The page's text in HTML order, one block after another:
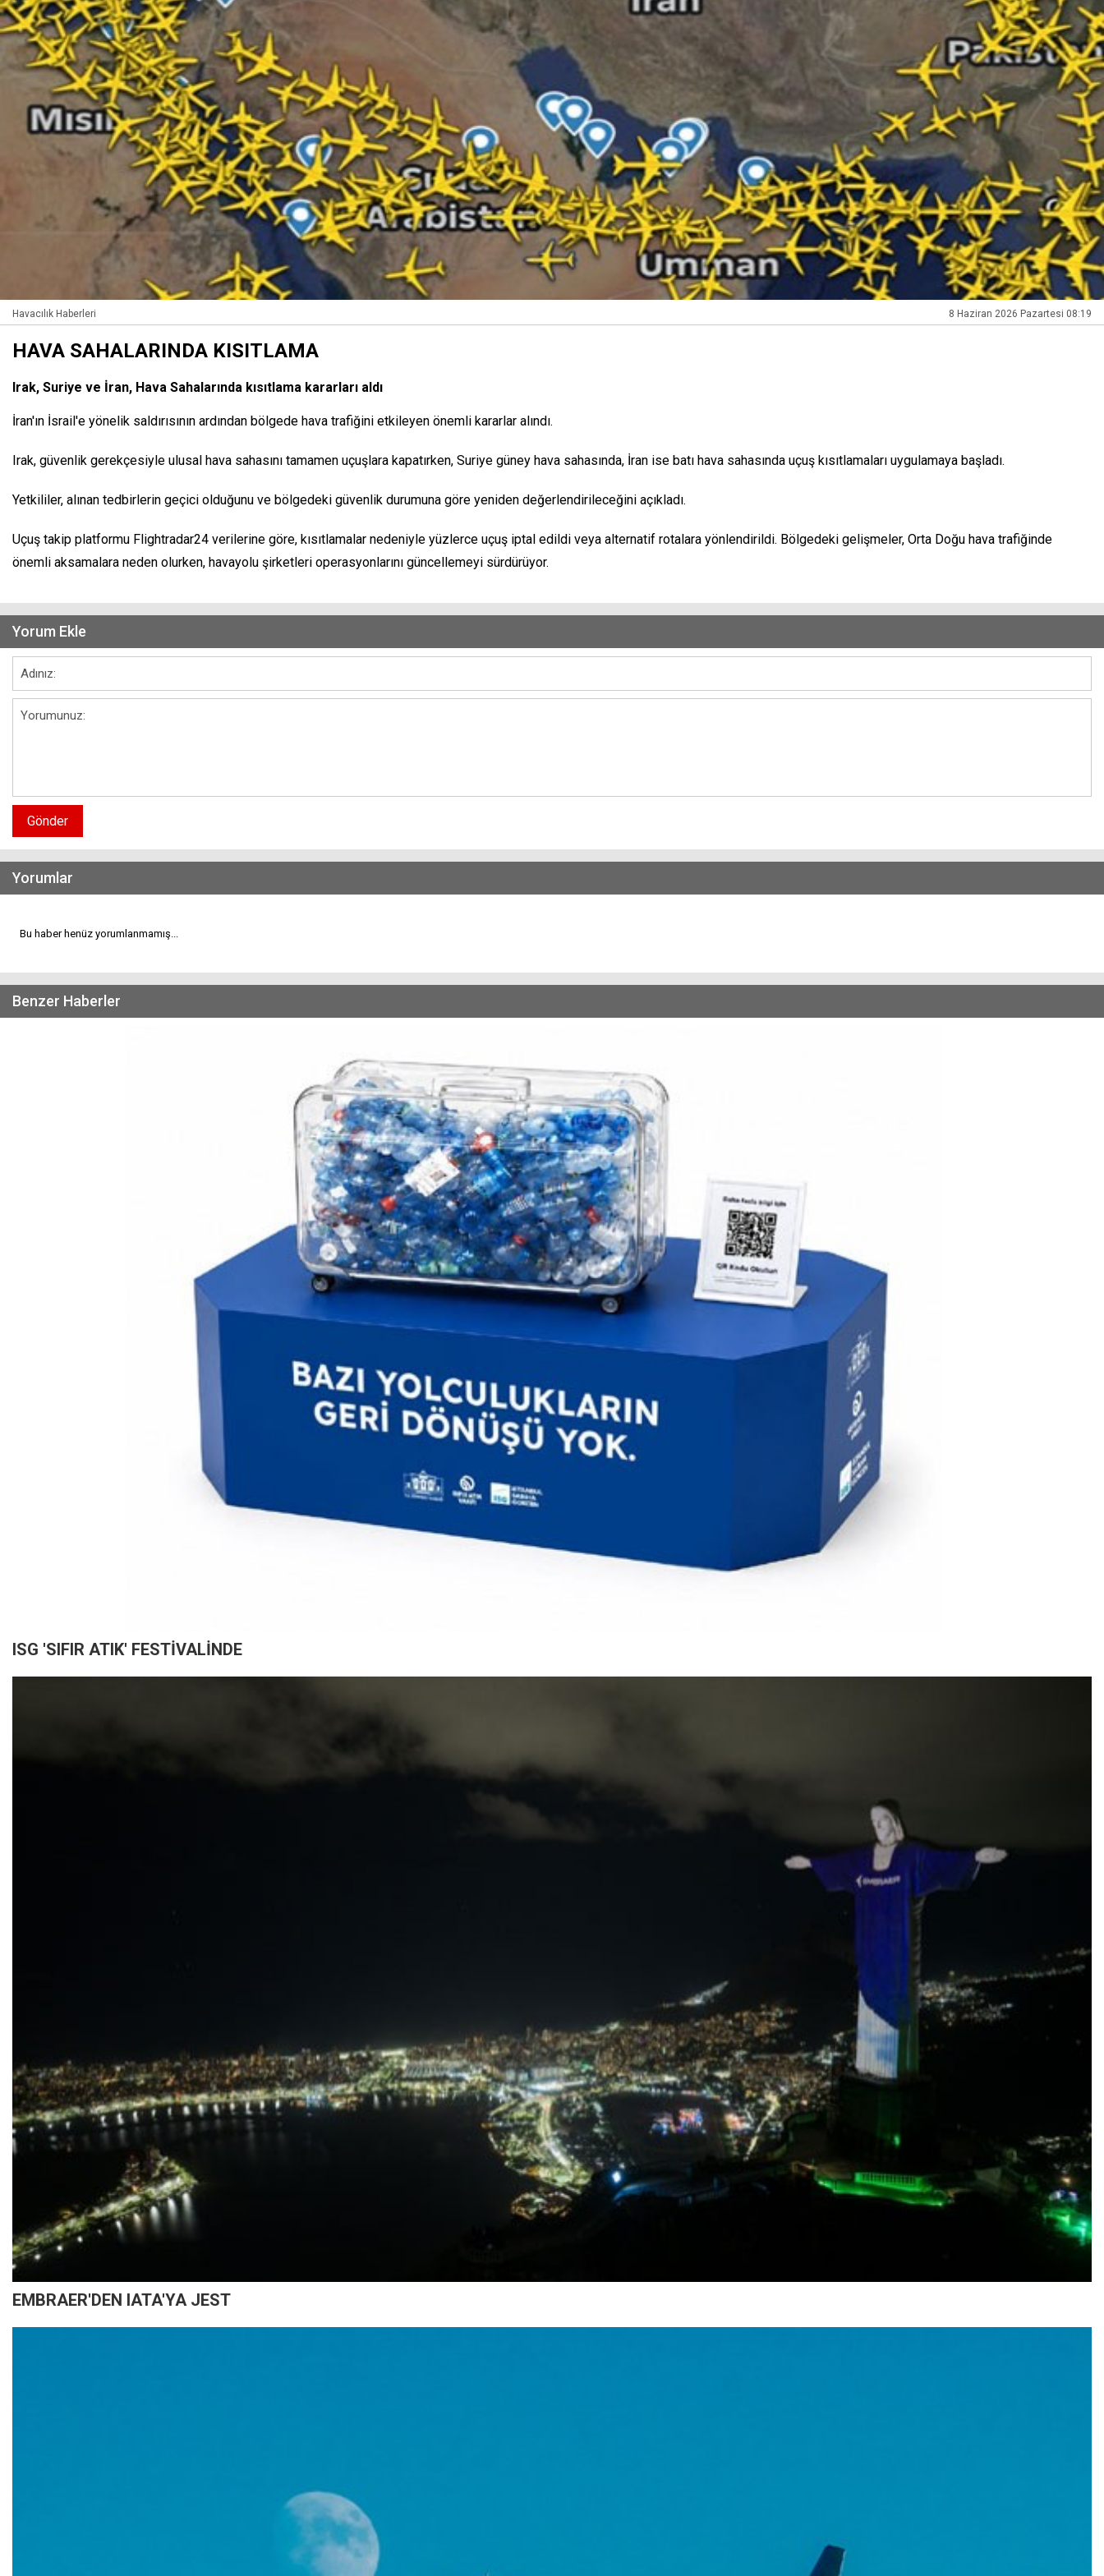
Havacılık Haberleri 8 Haziran 2026 Pazartesi 08:19
HAVA SAHALARINDA KISITLAMA
Irak, Suriye ve İran, Hava Sahalarında kısıtlama kararları aldı
İran'ın İsrail'e yönelik saldırısının ardından bölgede hava trafiğini etkileyen önemli kararlar alındı.
Irak, güvenlik gerekçesiyle ulusal hava sahasını tamamen uçuşlara kapatırken, Suriye güney hava sahasında, İran ise batı hava sahasında uçuş kısıtlamaları uygulamaya başladı.
Yetkililer, alınan tedbirlerin geçici olduğunu ve bölgedeki güvenlik durumuna göre yeniden değerlendirileceğini açıkladı.
Uçuş takip platformu Flightradar24 verilerine göre, kısıtlamalar nedeniyle yüzlerce uçuş iptal edildi veya alternatif rotalara yönlendirildi. Bölgedeki gelişmeler, Orta Doğu hava trafiğinde
önemli aksamalara neden olurken, havayolu şirketleri operasyonlarını güncellemeyi sürdürüyor.
Yorum Ekle
Gönder
Yorumlar
Bu haber henüz yorumlanmamış...
Benzer Haberler
ISG 'SIFIR ATIK' FESTİVALİNDE
EMBRAER'DEN IATA'YA JEST